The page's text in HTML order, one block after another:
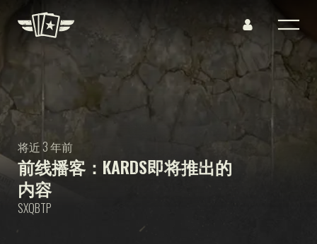
前线播客：KARDS即将推出的
内容
将近 3 年前
SXQBTP